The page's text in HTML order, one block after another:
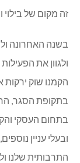
זה מקום של
בשנה האחרונה
ולגוון את
הקמנו שוק ירקות
בתקופת הסגר,
בתחום העסקי
ובעלי עניין
התרבותית שלנו